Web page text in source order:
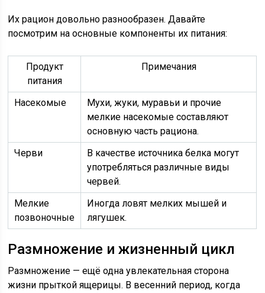
Их рацион довольно разнообразен. Давайте
посмотрим на основные компоненты их питания:
Продукт
питания
Примечания
Насекомые
Мухи, жуки, муравьи и прочие
мелкие насекомые составляют
основную часть рациона.
Черви
В качестве источника белка могут
употребляться различные виды
червей.
Мелкие
позвоночные
Иногда ловят мелких мышей и
лягушек.
Размножение и жизненный цикл
Размножение — ещё одна увлекательная сторона
жизни прыткой ящерицы. В весенний период, когда